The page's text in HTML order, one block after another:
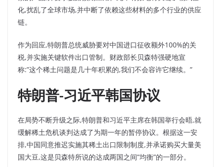
化,扰乱了全球市场,并中断了依赖这些材料的多个行业的供应
链。
作为回应,特朗普总统威胁要对中国进口征收额外100%的关
税,并实施关键软件出口管制。财政部长贝森特强硬地宣
称:”这个稀土问题是几十年积累的,我们不会容许它继续。”
特朗普-习近平韩国协议
在局势不断升级之际,特朗普和习近平主席在韩国举行会晤,就
缓解稀土危机谈判达成了为期一年的暂停协议。根据这一安
排,中国同意推迟实施其稀土出口限制制度,并承诺购买大量美
国大豆,这是贝森特所说的达成两国之间”均衡”的一部分。